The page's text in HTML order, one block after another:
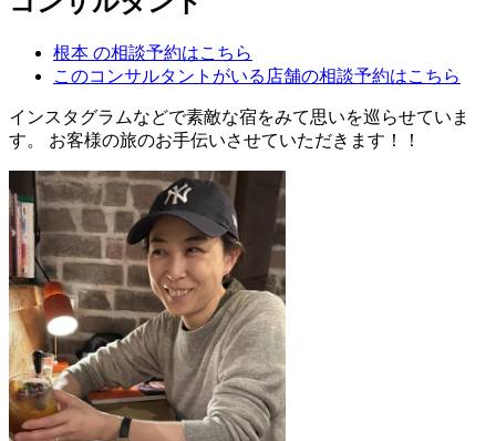
根本 の相談予約はこちら
このコンサルタントがいる店舗の相談予約はこちら
インスタグラムなどで素敵な宿をみて思いを巡らせていま
す。 お客様の旅のお手伝いさせていただきます！！